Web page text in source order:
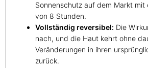
Sonnenschutz auf dem Markt mit
von 8 Stunden.
Vollständig reversibel: Die
nach, und die Haut kehrt ohne
Veränderungen in ihren
zurück.